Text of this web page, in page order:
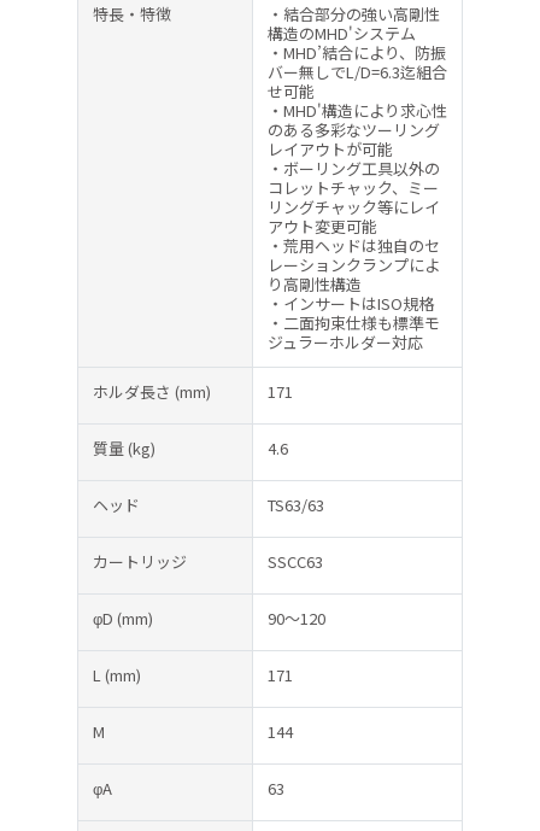
特長・特徴
・結合部分の強い高剛性
構造のMHD'システム
・MHD’結合により、防振
バー無しでL/D=6.3迄組合
せ可能
・MHD'構造により求心性
のある多彩なツーリング
レイアウトが可能
・ボーリング工具以外の
コレットチャック、ミー
リングチャック等にレイ
アウト変更可能
・荒用ヘッドは独自のセ
レーションクランプによ
り高剛性構造
・インサートはISO規格
・二面拘束仕様も標準モ
ジュラーホルダー対応
ホルダ長さ (mm) 171
質量(kg) 4.6
ヘッド TS63/63
カートリッジ SSCC63
φD (mm) 90～120
L (mm) 171
M 144
φA 63